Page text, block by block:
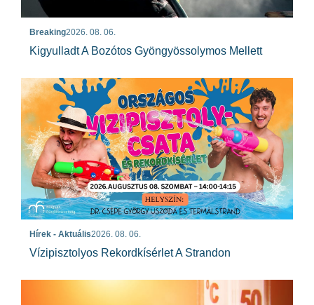
Breaking2026. 08. 06.
Kigyulladt A Bozótos Gyöngyössolymos Mellett
Hírek - Aktuális2026. 08. 06.
Vízipisztolyos Rekordkísérlet A Strandon